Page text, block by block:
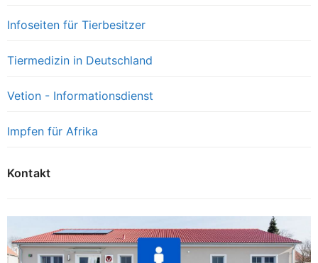
Infoseiten für Tierbesitzer
Tiermedizin in Deutschland
Vetion - Informationsdienst
Impfen für Afrika
Kontakt